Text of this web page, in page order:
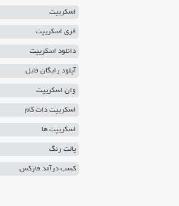
اسکریپت
فری اسکریپت
دانلود اسکریپت
آپلود رایگان فایل
وان اسکریپت
اسکریپت دات کام
اسکریپت ها
پالت رنگ
کسب درآمد فارکس